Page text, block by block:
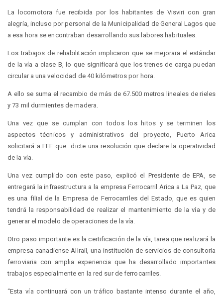
La locomotora fue recibida por los habitantes de Visviri con gran
alegría, incluso por personal de la Municipalidad de General Lagos que
a esa hora se encontraban desarrollando sus labores habituales.
Los trabajos de rehabilitación implicaron que se mejorara el estándar
de la vía a clase B, lo que significará que los trenes de carga puedan
circular a una velocidad de 40 kilómetros por hora.
A ello se suma el recambio de más de 67.500 metros lineales de rieles
y 73 mil durmientes de madera.
Una vez que se cumplan con todos los hitos y se terminen los
aspectos técnicos y administrativos del proyecto, Puerto Arica
solicitará a EFE que dicte una resolución que declare la operatividad
de la vía.
Una vez cumplido con este paso, explicó el Presidente de EPA, se
entregará la infraestructura a la empresa Ferrocarril Arica a La Paz, que
es una filial de la Empresa de Ferrocarriles del Estado, que es quien
tendrá la responsabilidad de realizar el mantenimiento de la vía y de
generar el modelo de operaciones de la vía.
Otro paso importante es la certificación de la vía, tarea que realizará la
empresa canadiense Allrail, una institución de servicios de consultoría
ferroviaria con amplia experiencia que ha desarrollado importantes
trabajos especialmente en la red sur de ferrocarriles.
“Esta vía continuará con un tráfico bastante intenso durante el año,